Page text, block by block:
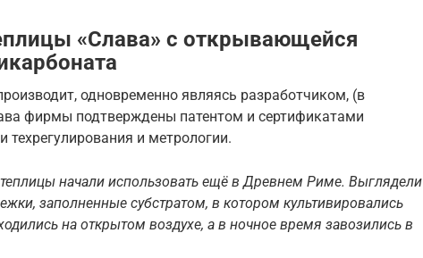
«Слава» с открывающейся
одновременно являясь разработчиком, (в
фирмы подтверждены патентом и сертификатами
техрегулирования и метрологии.
начали использовать ещё в Древнем Риме. Выглядели
заполненные субстратом, в котором культивировались
на открытом воздухе, а в ночное время завозились в